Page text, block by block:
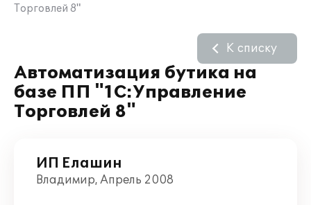
Торговлей 8"
Автоматизация бутика на
базе ПП "1С:Управление
Торговлей 8"
К списку
ИП Елашин
Владимир, Апрель 2008